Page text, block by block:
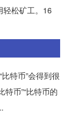
轻松矿工。16
特币”会得到很
币”“比特币的